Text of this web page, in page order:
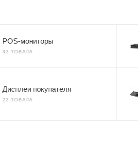
POS-мониторы
33 ТОВАРА
Дисплеи покупателя
23 ТОВАРА